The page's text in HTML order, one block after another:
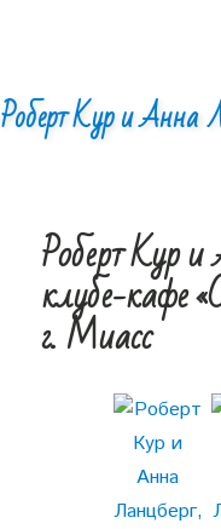
Роберт Кур и Анна
Роберт Кур
клубе-кафе
г. Миасс